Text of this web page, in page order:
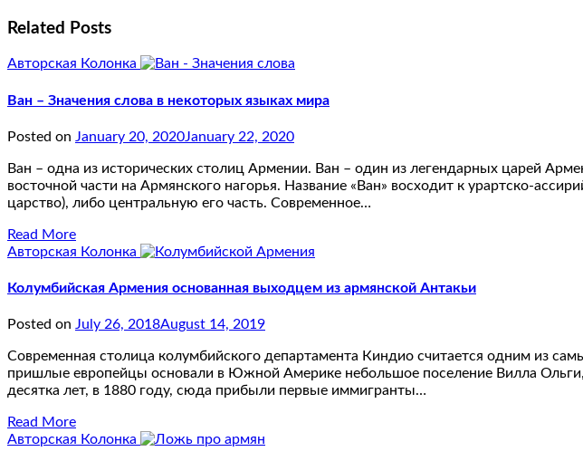
Related Posts
Авторская Колонка
Ван – Значения слова в некоторых языках мира
Posted on January 20, 2020January 22, 2020
Ван – одна из исторических столиц Армении. Ван – один из легендарных царей
восточной части на Армянского нагорья. Название «Ван» восходит к урартско-
царство), либо центральную его часть. Современное…
Read More
Авторская Колонка
Колумбийская Армения основанная выходцем из армянской Антакьи
Posted on July 26, 2018August 14, 2019
Современная столица колумбийского департамента Киндио считается одним из
пришлые европейцы основали в Южной Америке небольшое поселение Вилла
десятка лет, в 1880 году, сюда прибыли первые иммигранты…
Read More
Авторская Колонка